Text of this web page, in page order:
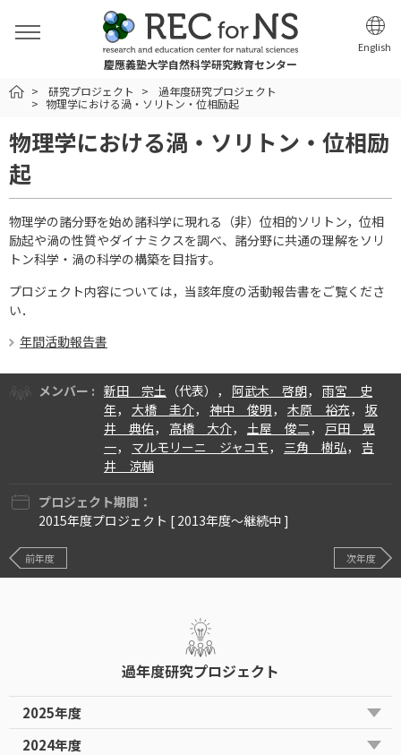
慶應義塾大学自然科学研究教育センター
English
HOME研究プロジェクト
過年度研究プロジェクト
物理学における渦・ソリトン・位相励起
物理学における渦・ソリトン・位相励
起
物理学の諸分野を始め諸科学に現れる（非）位相的ソリトン，位相
励起や渦の性質やダイナミクスを調べ、諸分野に共通の理解をソリ
トン科学・渦の科学の構築を目指す。
プロジェクト内容については，当該年度の活動報告書をご覧くださ
い．
年間活動報告書
メンバー : 新田 宗土 （代表）， 阿武木 啓朗， 雨宮 史
年， 大橋 圭介， 神中 俊明， 木原 裕充， 坂
井 典佑， 高橋 大介， 土屋 俊二， 戸田 晃
一， マルモリーニ ジャコモ， 三角 樹弘， 吉
井 涼輔
プロジェクト期間：
2015年度プロジェクト [ 2013年度〜継続中 ]
前年度 次年度
過年度研究プロジェクト
2025年度
2024年度